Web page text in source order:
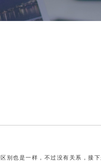
别也是一样，不过没有关系，接